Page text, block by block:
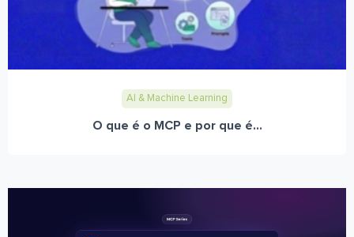
AI & Machine Learning
O que é o MCP e por que é...